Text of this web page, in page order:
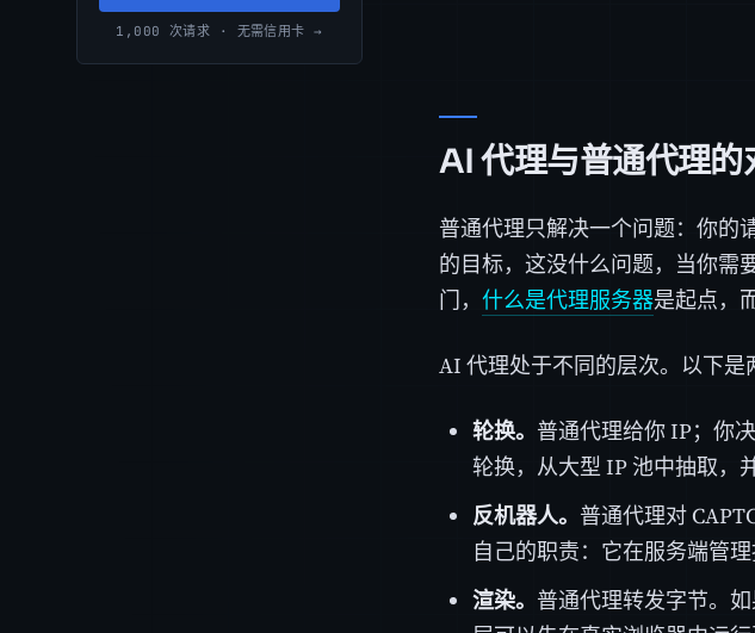
1,000 次请求 · 无需信用卡 →
AI 代理与普通代理的
普通代理只解决一个问题：你的
的目标，这没什么问题，当你需
门， 什么是代理服务器是起点，
AI 代理处于不同的层次。以下是
轮换。 普通代理给你 IP；你
轮换，从大型 IP 池中抽取，
反机器人。 普通代理对
自己的职责：它在服务端管
渲染。 普通代理转发字节。